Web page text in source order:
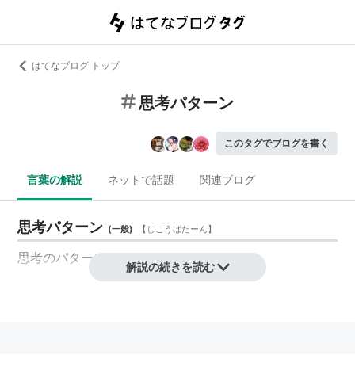
はてなブログ トップ
思考パターン
このタグでブログを書く
言葉の解説 ネットで話題 関連ブログ
思考パターン (一般) 【 しこうぱたーん】
思考のパターン
解説の続きを読む